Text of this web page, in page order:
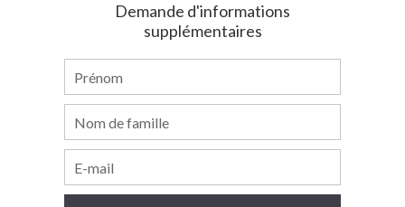
Demande d'informations
supplémentaires